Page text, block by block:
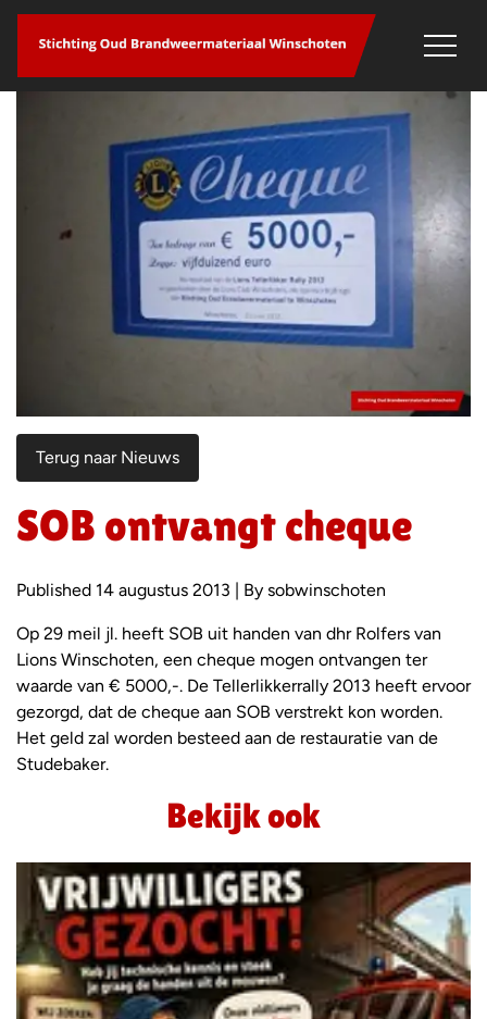
overslaan
Terug naar Nieuws
SOB ontvangt cheque
Published 14 augustus 2013 | By sobwinschoten
Op 29 meil jl. heeft SOB uit handen van dhr Rolfers van
Lions Winschoten, een cheque mogen ontvangen ter
waarde van € 5000,-. De Tellerlikkerrally 2013 heeft ervoor
gezorgd, dat de cheque aan SOB verstrekt kon worden.
Het geld zal worden besteed aan de restauratie van de
Studebaker.
Bekijk ook